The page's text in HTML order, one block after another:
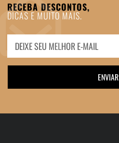
RECEBA DESCONTOS,
DICAS E MUITO MAIS.
ENVIAR